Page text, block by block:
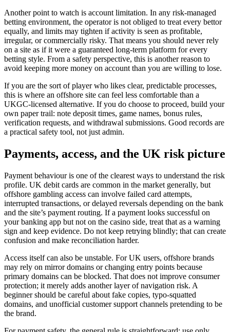
Another point to watch is account limitation. In any risk-managed
betting environment, the operator is not obliged to treat every bettor
equally, and limits may tighten if activity is seen as profitable,
irregular, or commercially risky. That means you should never rely
on a site as if it were a guaranteed long-term platform for every
betting style. From a safety perspective, this is another reason to
avoid keeping more money on account than you are willing to lose.
If you are the sort of player who likes clear, predictable processes,
this is where an offshore site can feel less comfortable than a
UKGC-licensed alternative. If you do choose to proceed, build your
own paper trail: note deposit times, game names, bonus rules,
verification requests, and withdrawal submissions. Good records are
a practical safety tool, not just admin.
Payments, access, and the UK risk picture
Payment behaviour is one of the clearest ways to understand the risk
profile. UK debit cards are common in the market generally, but
offshore gambling access can involve failed card attempts,
interrupted transactions, or delayed reversals depending on the bank
and the site’s payment routing. If a payment looks successful on
your banking app but not on the casino side, treat that as a warning
sign and keep evidence. Do not keep retrying blindly; that can create
confusion and make reconciliation harder.
Access itself can also be unstable. For UK users, offshore brands
may rely on mirror domains or changing entry points because
primary domains can be blocked. That does not improve consumer
protection; it merely adds another layer of navigation risk. A
beginner should be careful about fake copies, typo-squatted
domains, and unofficial customer support channels pretending to be
the brand.